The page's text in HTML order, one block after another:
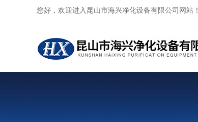
您好，欢迎进入昆山市海兴净化设备有限公司网站！